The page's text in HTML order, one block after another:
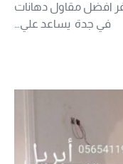
افضل مقاول دهانات
في جدة يساعد علي…